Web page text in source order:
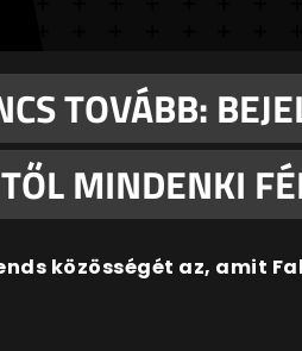
TOVÁBB:
MINDENKI
közösségét az, amit